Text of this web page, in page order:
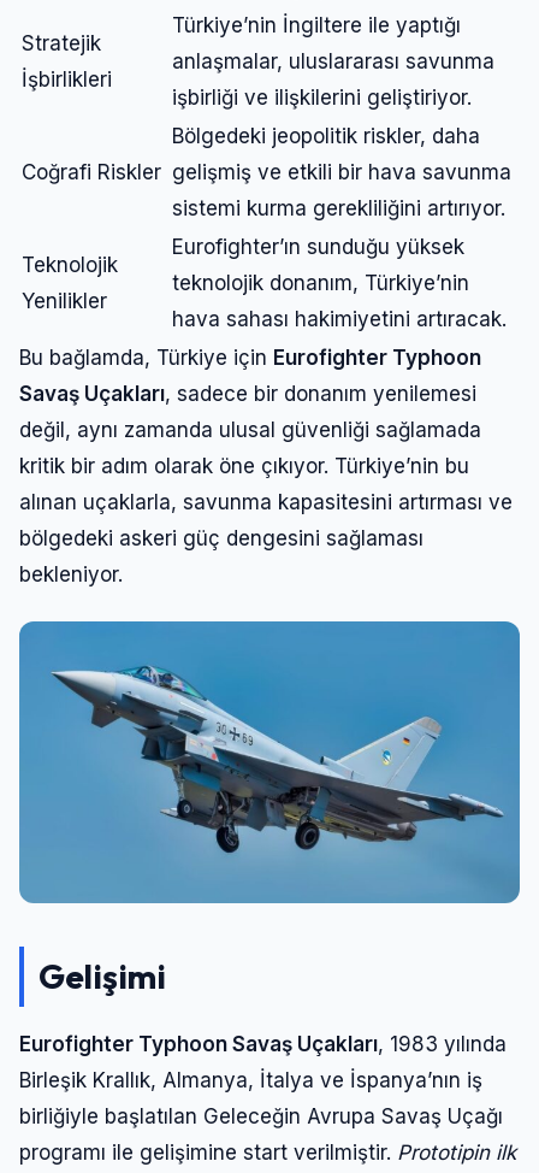
Stratejik
İşbirlikleri
Türkiye’nin İngiltere ile yaptığı
anlaşmalar, uluslararası savunma
işbirliği ve ilişkilerini geliştiriyor.
Coğrafi Riskler
Bölgedeki jeopolitik riskler, daha
gelişmiş ve etkili bir hava savunma
sistemi kurma gerekliliğini artırıyor.
Teknolojik
Yenilikler
Eurofighter’ın sunduğu yüksek
teknolojik donanım, Türkiye’nin
hava sahası hakimiyetini artıracak.
Bu bağlamda, Türkiye için Eurofighter Typhoon
Savaş Uçakları, sadece bir donanım yenilemesi
değil, aynı zamanda ulusal güvenliği sağlamada
kritik bir adım olarak öne çıkıyor. Türkiye’nin bu
alınan uçaklarla, savunma kapasitesini artırması ve
bölgedeki askeri güç dengesini sağlaması
bekleniyor.
Gelişimi
Eurofighter Typhoon Savaş Uçakları, 1983 yılında
Birleşik Krallık, Almanya, İtalya ve İspanya’nın iş
birliğiyle başlatılan Geleceğin Avrupa Savaş Uçağı
programı ile gelişimine start verilmiştir. Prototipin ilk